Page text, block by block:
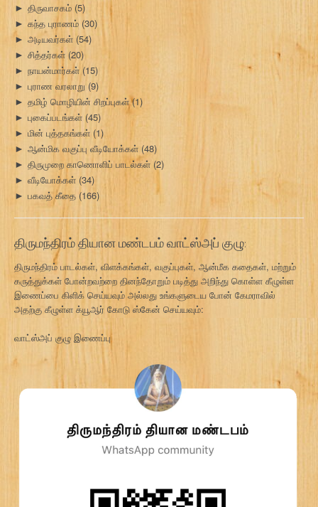
► திருவாசகம் (5)
► கந்த புராணம் (30)
► அடியவர்கள் (54)
► சித்தர்கள் (20)
► நாயன்மார்கள் (15)
► புராண வரலாறு (9)
► தமிழ் மொழியின் சிறப்புகள்(1)
► புகைப்படங்கள் (45)
► மின் புத்தகங்கள் (1)
► ஆன்மிக வகுப்பு வீடியோக்கள் (48)
► திருமுறை காணொளிப் பாடல்கள் (2)
► வீடியோக்கள் (34)
► பகவத் கீதை (166)
திருமந்திரம் தியான மண்டபம் வாட்ஸ்அப் குழு:
திருமந்திரம் பாடல்கள், விளக்கங்கள், வகுப்புகள், ஆன்மீக கதைகள், மற்றும்
கருத்துக்கள் போன்றவற்றை தினந்தோறும் படித்து அறிந்து கொள்ள கீழுள்ள
இணைப்பை கிளிக் செய்யவும் அல்லது உங்களுடைய போன் கேமராவில்
அதற்கு கீழுள்ள க்யூஆர் கோடு ஸ்கேன் செய்யவும்:
வாட்ஸ்அப் குழு இணைப்பு